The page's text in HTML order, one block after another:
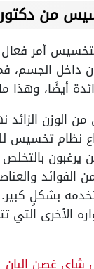
من
أمر فعال
داخل
أيضًا، وهذا
الوزن الزائد
نظام تخسيس
يرغبون
الفوائد
بشكلٍ كبير.
الأخرى
شاي غصن البان